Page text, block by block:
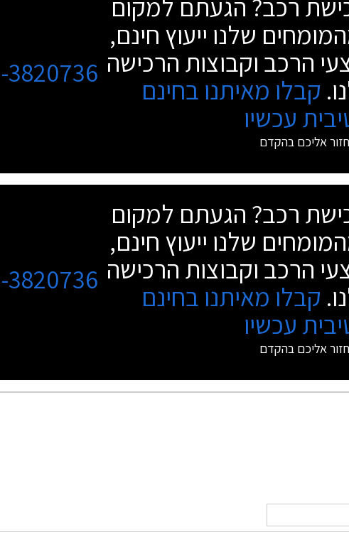
שלנו ייעוץ חינם,
הרכב וקבוצות הרכישה
קבלו מאיתנו בחינם
עכשיו
אליכם בהקדם
3820736
רכב? הגעתם למקום
שלנו ייעוץ חינם,
הרכב וקבוצות הרכישה
קבלו מאיתנו בחינם
עכשיו
אליכם בהקדם
3820736